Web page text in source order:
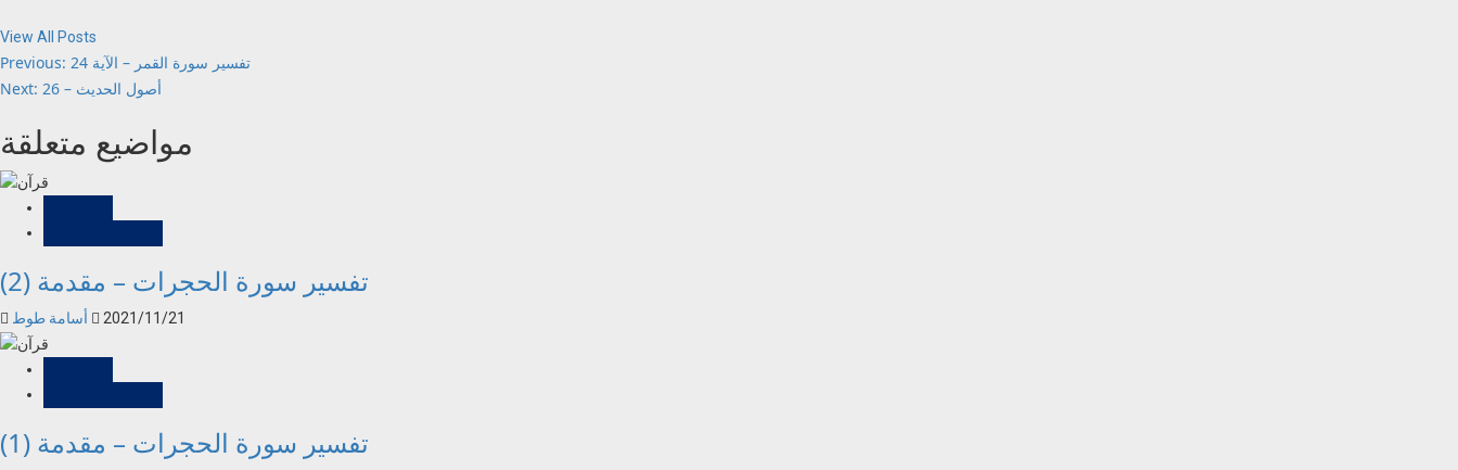
View All Posts
Post
navigation
Previous:
تفسير سورة القمر – الآية 24
Next:
أصول الحديث – 26
مواضيع متعلقة
تفسير سورة الحجرات – مقدمة (2)
2021/11/21
تفسير سورة الحجرات – مقدمة (1)